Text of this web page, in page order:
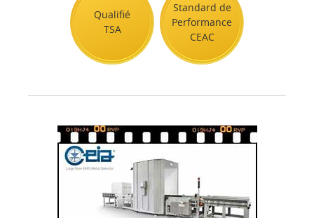
Qualifié
TSA
Standard de
Performance
CEAC